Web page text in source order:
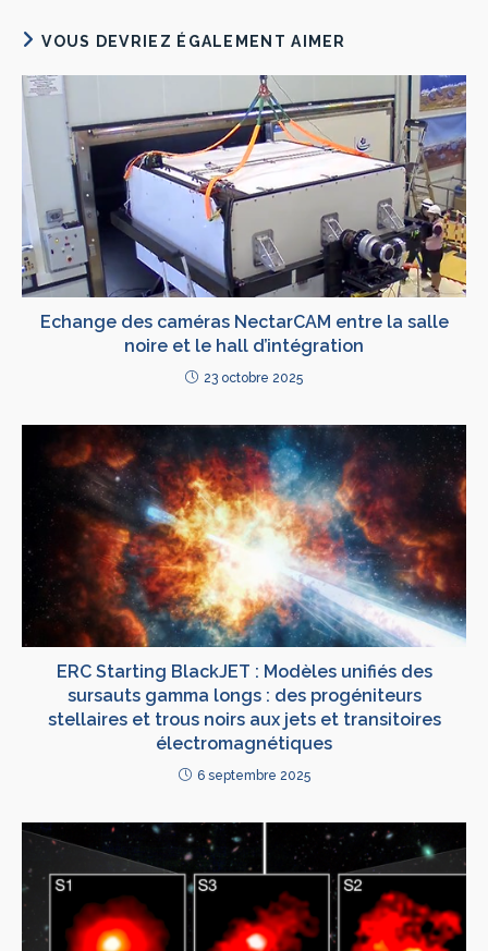
VOUS DEVRIEZ ÉGALEMENT AIMER
Echange des caméras NectarCAM entre la salle
noire et le hall d’intégration
23 octobre 2025
ERC Starting BlackJET : Modèles unifiés des
sursauts gamma longs : des progéniteurs
stellaires et trous noirs aux jets et transitoires
électromagnétiques
6 septembre 2025